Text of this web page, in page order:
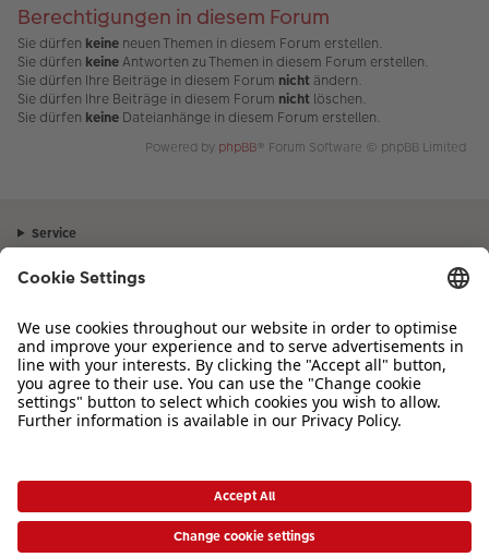
Berechtigungen in diesem Forum
Sie dürfen keine neuen Themen in diesem Forum erstellen.
Sie dürfen keineAntworten zu Themen in diesem Forum erstellen.
Sie dürfen Ihre Beiträge in diesem Forum nicht ändern.
Sie dürfen Ihre Beiträge in diesem Forum nicht löschen.
Sie dürfen keine Dateianhänge in diesem Forum erstellen.
Powered by phpBB® Forum Software © phpBB Limited
Service
Sortiment
Inspiration
Bei Fragen zu Produkten oder der Bestellung können Sie uns gerne von